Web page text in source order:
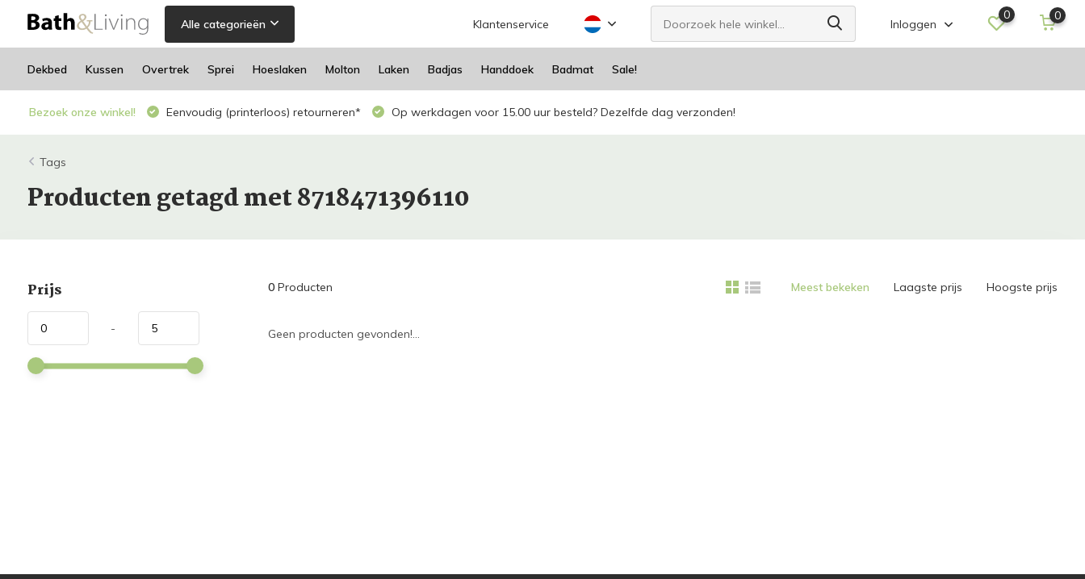
Alle categorieën Klantenservice Inloggen
0 0
Dekbed Kussen Overtrek Sprei Hoeslaken Molton Laken Badjas Handdoek Badmat Sale!
Bezoek onze winkel! Eenvoudig (printerloos) retourneren* Op werkdagen voor 15.00 uur besteld? Dezelfde dag verzonden!
Tags
Producten getagd met 8718471396110
Prijs
-
0Producten Meest bekeken Laagste prijs Hoogste prijs
Geen producten gevonden!...